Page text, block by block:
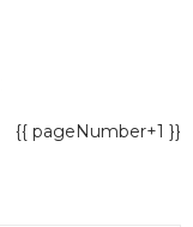
{{ pageNumber+1 }}